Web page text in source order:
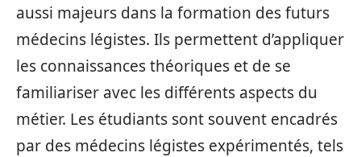
aussi majeurs dans la formation des futurs
médecins légistes. Ils permettent d’appliquer
les connaissances théoriques et de se
familiariser avec les différents aspects du
métier. Les étudiants sont souvent encadrés
par des médecins légistes expérimentés, tels